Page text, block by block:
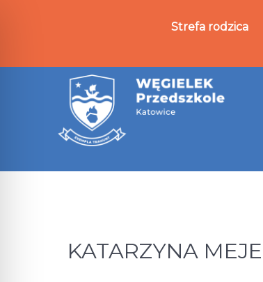
Strefa rodzica
KATARZYNA